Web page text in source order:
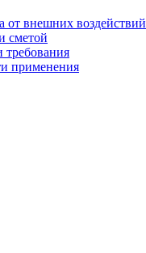
от внешних воздействий
сметой
применения